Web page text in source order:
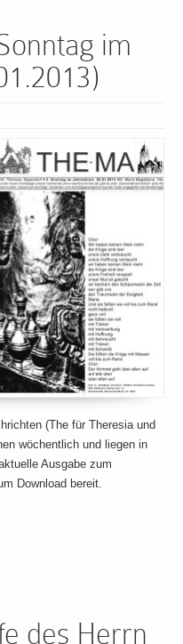
im
(The für Theresia und
wöchentlich und liegen in
Ausgabe zum
Download bereit.
des Herrn